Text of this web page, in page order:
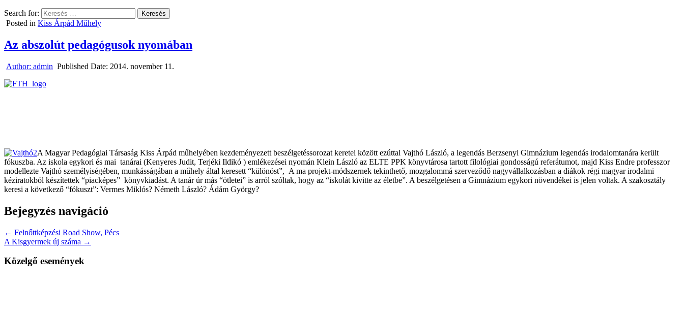
Search for:
Posted in Kiss Árpád Műhely
Az abszolút pedagógusok nyomában
Author: admin Published Date: 2014. november 11.
A Magyar Pedagógiai Társaság Kiss Árpád műhelyében kezdeményezett beszélgetéssorozat keretei között ezúttal Vajthó László, a legendás Berzsenyi Gimnázium legendás irodalomtanára került
fókuszba. Az iskola egykori és mai tanárai (Kenyeres Judit, Terjéki Ildikó ) emlékezései nyomán Klein László az ELTE PPK könyvtárosa tartott filológiai gondosságú referátumot, majd Kiss Endre professzor
modellezte Vajthó személyiségében, munkásságában a műhely által keresett “különöst”, A ma projekt-módszernek tekinthető, mozgalommá szerveződő nagyvállalkozásban a diákok régi magyar irodalmi
kéziratokból készítettek “piacképes” könyvkiadást. A tanár úr más “ötletei” is arról szóltak, hogy az “iskolát kivitte az életbe”. A beszélgetésen a Gimnázium egykori növendékei is jelen voltak. A szakosztály
keresi a következő “fókuszt”: Vermes Miklós? Németh László? Ádám György?
Bejegyzés navigáció
← Felnőttképzési Road Show, Pécs
A Kisgyermek új száma →
Közelgő események